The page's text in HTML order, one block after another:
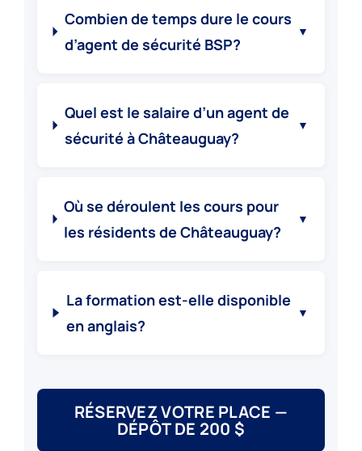
Combien de temps dure le cours
d’agent de sécurité BSP?
▼
Quel est le salaire d’un agent de
sécurité à Châteauguay?
▼
Où se déroulent les cours pour
les résidents de Châteauguay?
▼
La formation est-elle disponible
en anglais?
▼
RÉSERVEZ VOTRE PLACE —
DÉPÔT DE 200 $